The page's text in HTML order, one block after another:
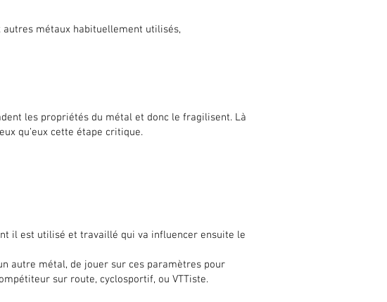
métaux habituellement utilisés,
les propriétés du métal et donc le fragilisent. Là
qu’eux cette étape critique.
il est utilisé et travaillé qui va influencer ensuite le
autre métal, de jouer sur ces paramètres pour
sur route, cyclosportif, ou VTTiste.